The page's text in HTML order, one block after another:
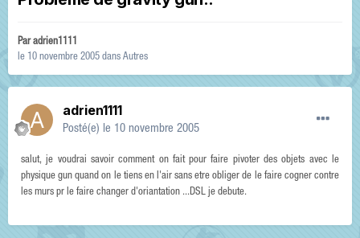
Paradrien1111
le 10 novembre 2005 dans Autres
adrien1111
Posté(e) le 10 novembre 2005
salut, je voudrai savoir comment on fait pour faire pivoter des objets avec le
physique gun quand on le tiens en l'air sans etre obliger de le faire cogner contre
les murs pr le faire changer d'oriantation ...DSL je debute.